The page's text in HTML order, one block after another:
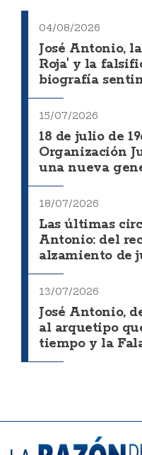
04/08/2026
José Antonio,
Roja' y la
biografía
15/07/2026
18 de julio de
Organización
una nueva
18/07/2026
Las últimas
Antonio: del
alzamiento de
13/07/2026
José Antonio,
al arquetipo
tiempo y la